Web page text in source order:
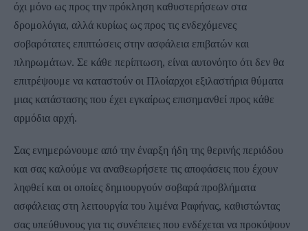
όχι μόνο ως προς την πρόκληση καθυστερήσεων στα
δρομολόγια, αλλά κυρίως ως προς τις ενδεχόμενες
σοβαρότατες επιπτώσεις στην ασφάλεια επιβατών και
πληρωμάτων. Σε κάθε περίπτωση, είναι αυτονόητο ότι δεν θα
επιτρέψουμε να καταστούν οι Πλοίαρχοι εξιλαστήρια θύματα
μιας κατάστασης που έχει εγκαίρως επισημανθεί προς κάθε
αρμόδια αρχή.
Σας ενημερώνουμε από την έναρξη ήδη της θερινής περιόδου
και σας καλούμε να αναθεωρήσετε τις αποφάσεις που έχουν
ληφθεί και οι οποίες δημιουργούν σοβαρά προβλήματα
ασφάλειας στη λειτουργία του λιμένα Ραφήνας, καθιστώντας
σας υπεύθυνους για τις συνέπειες που ενδέχεται να προκύψουν